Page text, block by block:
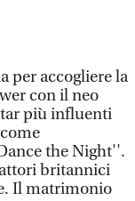
per accogliere la
con il neo
più influenti
the Night''.
britannici
Il matrimonio